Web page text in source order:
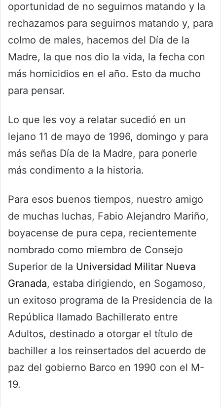
oportunidad de no seguirnos matando y la
rechazamos para seguirnos matando y, para
colmo de males, hacemos del Día de la
Madre, la que nos dio la vida, la fecha con
más homicidios en el año. Esto da mucho
para pensar.
Lo que les voy a relatar sucedió en un
lejano 11 de mayo de 1996, domingo y para
más señas Día de la Madre, para ponerle
más condimento a la historia.
Para esos buenos tiempos, nuestro amigo
de muchas luchas, Fabio Alejandro Mariño,
boyacense de pura cepa, recientemente
nombrado como miembro de Consejo
Superior de la Universidad Militar Nueva
Granada, estaba dirigiendo, en Sogamoso,
un exitoso programa de la Presidencia de la
República llamado Bachillerato entre
Adultos, destinado a otorgar el título de
bachiller a los reinsertados del acuerdo de
paz del gobierno Barco en 1990 con el M-
19.